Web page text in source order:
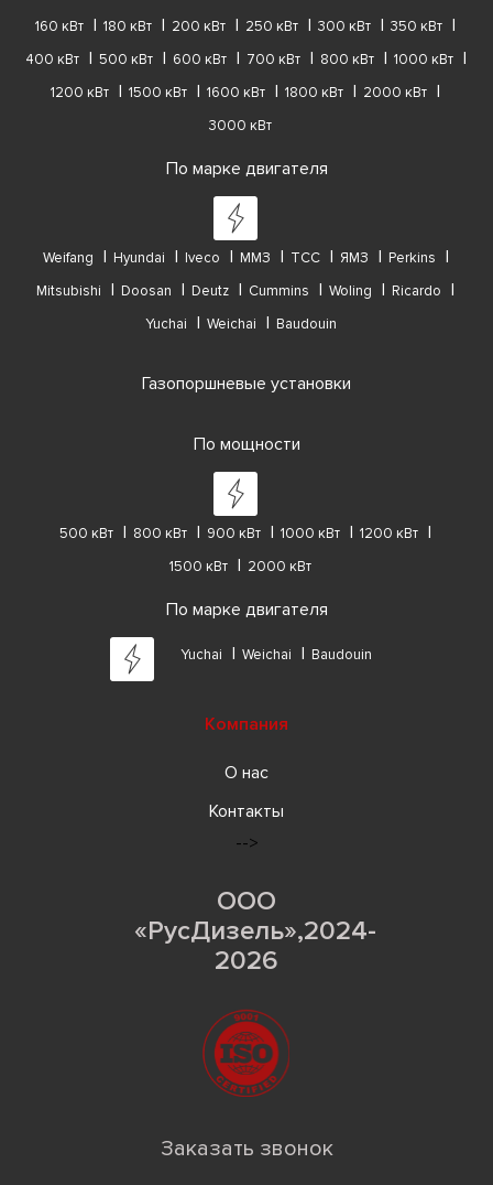
160 кВт
180 кВт 200 кВт 250 кВт 300 кВт
350 кВт
400 кВт
500 кВт 600 кВт 700 кВт 800 кВт
1000 кВт
1200 кВт
1500 кВт 1600 кВт 1800 кВт
2000 кВт
3000 кВт
По марке двигателя
Weifang Hyundai Iveco ММЗ ТСС ЯМЗ
Perkins
Mitsubishi
Doosan Deutz Cummins Woling
Ricardo
Yuchai
Weichai Baudouin
Газопоршневые установки
По мощности
500 кВт 800 кВт 900 кВт 1000 кВт
1200 кВт
1500 кВт
2000 кВт
По марке двигателя
Yuchai Weichai Baudouin
Компания
О нас
Контакты
-->
ООО
«РусДизель»,2024-
2026
Заказать звонок